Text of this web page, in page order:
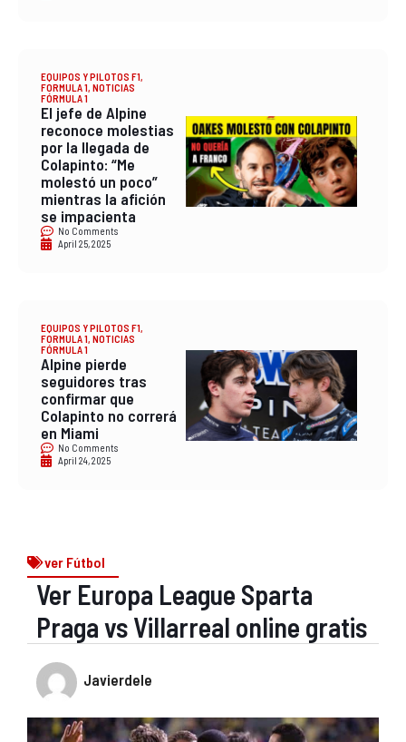
EQUIPOS Y PILOTOS F1,
FORMULA 1, NOTICIAS
FÓRMULA 1
El jefe de Alpine
reconoce molestias
por la llegada de
Colapinto: “Me
molestó un poco”
mientras la afición
se impacienta
No Comments
April 25, 2025
EQUIPOS Y PILOTOS F1,
FORMULA 1, NOTICIAS
FÓRMULA 1
Alpine pierde
seguidores tras
confirmar que
Colapinto no correrá
en Miami
No Comments
April 24, 2025
ver Fútbol
Ver Europa League Sparta
Praga vs Villarreal online gratis
Javierdele